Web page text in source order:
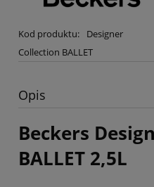
Kod produktu:
Designer
Collection BALLET
Opis
Beckers
BALLET 2,5L